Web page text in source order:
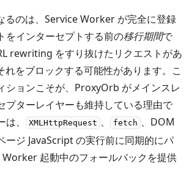
るのは、Service Worker が完全に登録
をインターセプトする前の移行期間で
rewriting をすり抜けたリクエストがあ
れをブロックする可能性があります。こ
ションこそが、ProxyOrb がメインスレ
プターレイヤーも維持している理由で
、
XMLHttpRequest 、 fetch 、DOM
ージ JavaScript の実行前に同期的にパ
Worker 起動中のフォールバックを提供